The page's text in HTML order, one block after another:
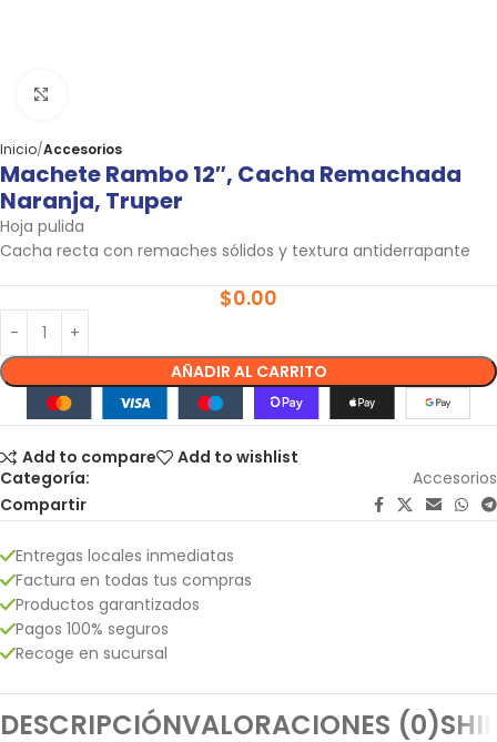
Inicio Accesorios
Machete Rambo 12″, Cacha Remachada
Naranja, Truper
Hoja pulida
Cacha recta con remaches sólidos y textura antiderrapante
$0.00
AÑADIR AL CARRITO
Add to compare
Add to wishlist
Categoría:
Accesorios
Compartir
Entregas locales inmediatas
Factura en todas tus compras
Productos garantizados
Pagos 100% seguros
Recoge en sucursal
DESCRIPCIÓNVALORACIONES (0)